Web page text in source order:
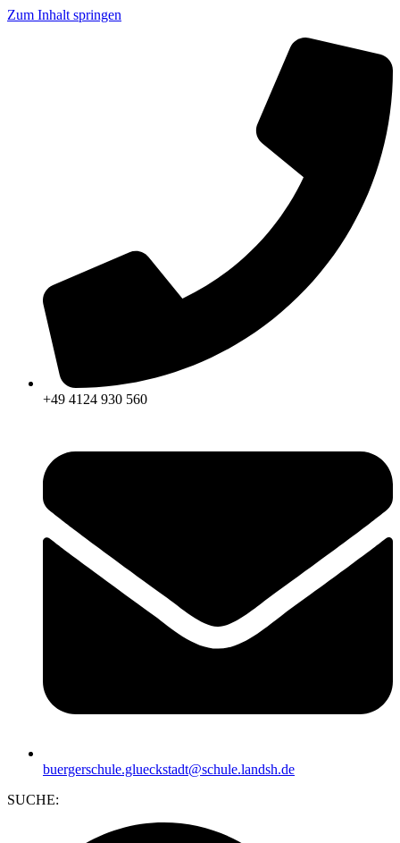
Zum Inhalt springen
+49 4124 930 560
buergerschule.glueckstadt@schule.landsh.de
SUCHE: